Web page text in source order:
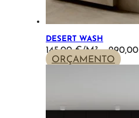
DESERT WASH
145,00€ – 290,00
ORÇAMENTO